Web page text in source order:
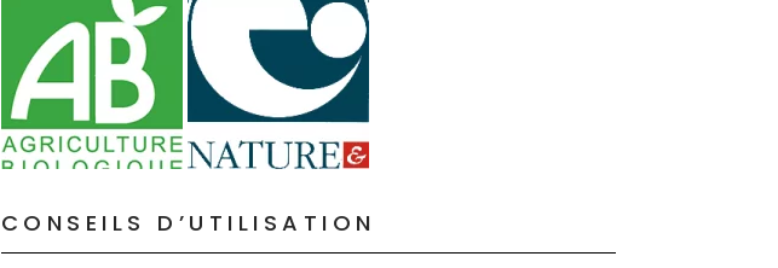
CONSEILS D’UTILISATION